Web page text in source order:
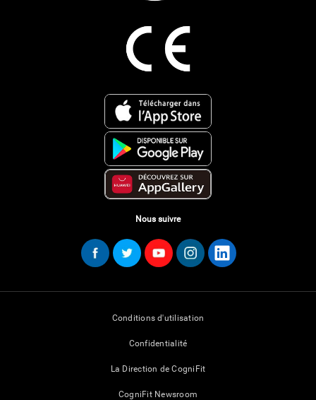
Nous suivre
Conditions d'utilisation
Confidentialité
La Direction de CogniFit
CogniFit Newsroom